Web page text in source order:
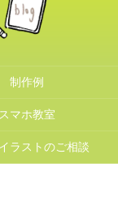
制作例
スマホ教室
ラストのご相談